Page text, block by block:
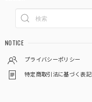
NOTICE
プライバシーポリシー
特定商取引法に基づく表記